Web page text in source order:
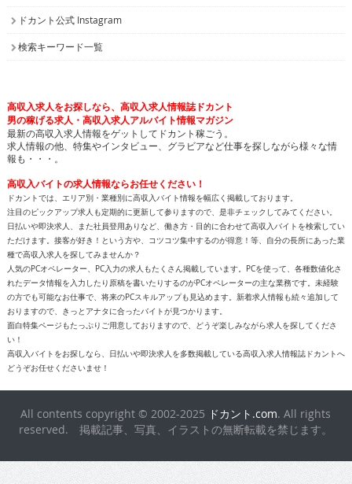
ドカント公式 Instagram
検索キーワード一覧
高収入求人をお探しなら、高収入求人情報誌ドカント
男の稼げる求人・高収入求人アルバイト情報マガジン
最新の高収入求人情報をゲットしてドカント稼ごう。
求人情報の他、特集やインタビュー、グラビアなど仕事を探しながら様々な情
報も・・・。
高収入バイトの求人情報ならお任せください！
ドカントでは、エリア別・業種別に高収入バイト情報を幅広く掲載しております。
注目のピックアップ求人も定期的に更新して参りますので、是非チェックしてみてください。
日払いや即決求人、また社員登用ありなど、働き方・目的に合わせて高収入バイトを検索してい
ただけます。接客が好き！という方や、コツコツ集中するのが得意！等、自分の長所にあった業
種で高収入求人を探してみませんか？
人気のPCオペレーター、PC入力の求人もたくさん掲載しています。PCを使って、各種数値化さ
れたデータ情報を入力したり原稿を書いたりするのがPCオペレーターの主な業務です。未経験
の方でも可能なお仕事で、将来のPCスキルアップも見込めます。新着求人情報も続々追加して
おりますので、きっとアナタに合ったバイトが見つかります。
面白特集ページもたっぷりご用意しておりますので、どうぞ楽しみながら求人を探してくださ
い！
高収入バイトをお探しなら、日払いや即決求人を多数掲載している高収入求人情報誌ドカントへ
どうぞお任せくださいませ！
All contents copyright © 2002-2025 ドカント.com. All rights
reserved. 掲載記事、写真、イラストの無断転載を禁じます。